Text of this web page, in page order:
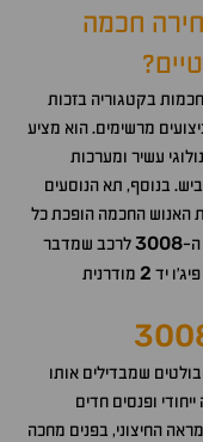
חכמה
בקטגוריה בזכות
מרשימים. הוא מציע
עשיר ומערכות
בנוסף, תא הנוסעים
האנוש החכמה הופכת כל
ה-3008לרכב שמדבר
יד 2 מודרנית
שמבדילים אותו
ופנסים חדים
החיצוני, בפנים מחכה